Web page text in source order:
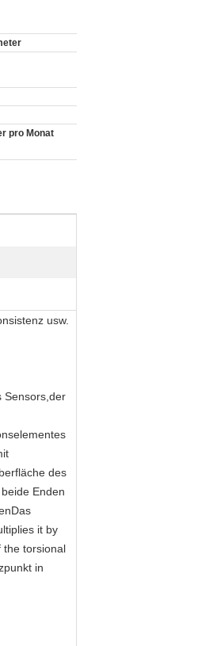
pro Monat
usw.
Sensors,der
des
Enden
it by
the torsional
in